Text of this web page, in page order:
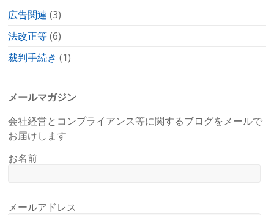
広告関連 (3)
法改正等(6)
裁判手続き (1)
メールマガジン
会社経営とコンプライアンス等に関するブログをメールで
お届けします
お名前
メールアドレス